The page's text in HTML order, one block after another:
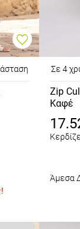
Σε 4
Zip
Καφέ
Άμεσα